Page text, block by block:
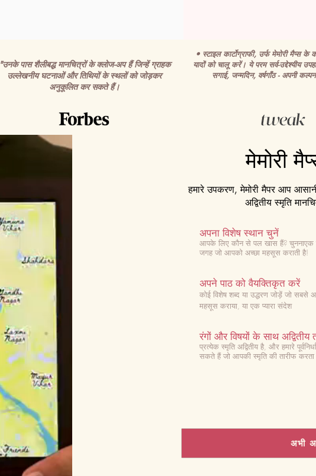
"उनके पास शैलीबद्ध मानचित्रों के क्लोज-अप हैं जिन्हें ग्राहक
उल्लेखनीय घटनाओं और तिथियों के स्थलों को जोड़कर
अनुकूलित कर सकते हैं।
• स्टाइल कार्टोग्राफी, उर्फ मेमोरी मैप्स के
यादों को चालू करें। ये परम सर्व-उद्देश्यीय
सगाई, जन्मदिन, वर्षगाँठ - अपनी
मेमोरी
हमारे उपकरण, मेमोरी मैपर आप
अद्वितीय स्मृति
अपना विशेष स्थान चुनें
आपके लिए कौन से पल खास हैं? चुननाएक
जगह जो आपको अच्छा महसूस कराती है!
अपने पाठ को वैयक्तिकृत करें
कोई विशेष शब्द या उद्धरण जोड़ें जो सबसे
महसूस कराया, या एक प्यारा संदेश
रंगों और विषयों के साथ
प्रत्येक स्मृति अद्वितीय है, और हमारे
सकते हैं जो आपकी स्मृति की तारीफ करता
अभी